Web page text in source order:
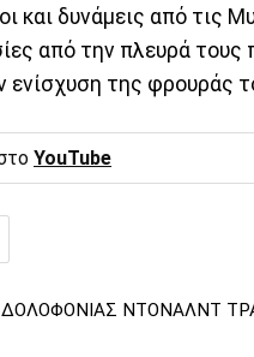
και δυνάμεις από τις
από την πλευρά τους
ενίσχυση της φρουράς
YouTube
ΔΟΛΟΦΟΝΙΑΣ ΝΤΟΝΑΛΝΤ